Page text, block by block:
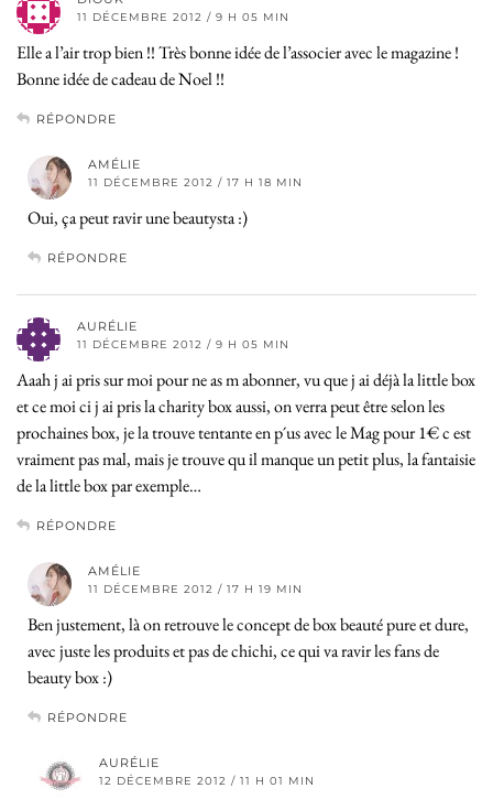
11 DÉCEMBRE 2012 / 9 H 05 MIN
Elle a l’air trop bien !! Très bonne idée de l’associer avec le magazine !
Bonne idée de cadeau de Noel !!
RÉPONDRE
AMÉLIE
11 DÉCEMBRE 2012 / 17 H 18 MIN
Oui, ça peut ravir une beautysta :)
RÉPONDRE
AURÉLIE
11 DÉCEMBRE 2012 / 9 H 05 MIN
Aaah j ai pris sur moi pour ne as m abonner, vu que j ai déjà la little box
et ce moi ci j ai pris la charity box aussi, on verra peut être selon les
prochaines box, je la trouve tentante en p´us avec le Mag pour 1€ c est
vraiment pas mal, mais je trouve qu il manque un petit plus, la fantaisie
de la little box par exemple…
RÉPONDRE
AMÉLIE
11 DÉCEMBRE 2012 / 17 H 19 MIN
Ben justement, là on retrouve le concept de box beauté pure et dure,
avec juste les produits et pas de chichi, ce qui va ravir les fans de
beauty box :)
RÉPONDRE
AURÉLIE
12 DÉCEMBRE 2012 / 11 H 01 MIN